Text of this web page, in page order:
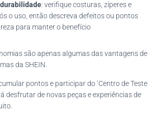
: verifique costuras, zíperes e
o uso, então descreva defeitos ou pontos
para manter o benefício
são apenas algumas das vantagens de
da SHEIN.
pontos e participar do ‘Centro de Teste
desfrutar de novas peças e experiências de